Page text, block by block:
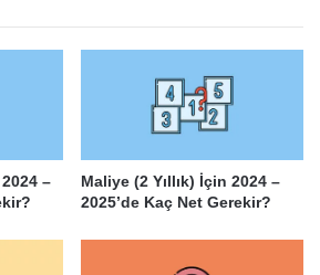
–
Maliye (2 Yıllık) İçin 2024 –
2025’de Kaç Net Gerekir?